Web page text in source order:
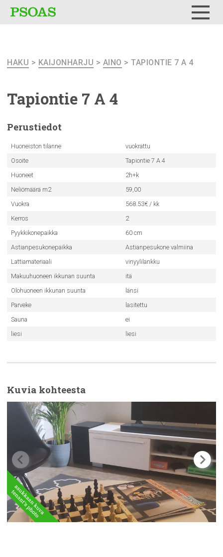
HAKU > KAIJONHARJU > AINO > TAPIONTIE 7 A 4
Tapiontie 7 A 4
Perustiedot
Huoneiston tilanne
vuokrattu
Osoite
Tapiontie 7 A 4
Huoneet
2h+k
Neliömäärä m2
59,00
Vuokra
568.53€ / kk
Kerros
2
Pyykkikonepaikka
60 cm
Astianpesukonepaikka
Astianpesukone valmiina
Lattiamateriaali
vinyylilankku
Makuuhuoneen ikkunan suunta
itä
Olohuoneen ikkunan suunta
länsi
Parveke
lasitettu
Sauna
ei
liesi
liesi
Kuvia kohteesta